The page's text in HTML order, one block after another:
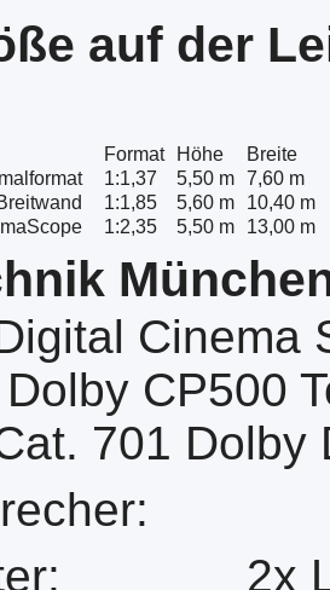
auf der
Format Höhe
Breite
1:1,37 5,50 m
7,60 m
1:1,85 5,60 m
10,40 m
1:2,35 5,50 m 13,00 m
Cinema
Dolby CP500
701 Dolby
2x L-